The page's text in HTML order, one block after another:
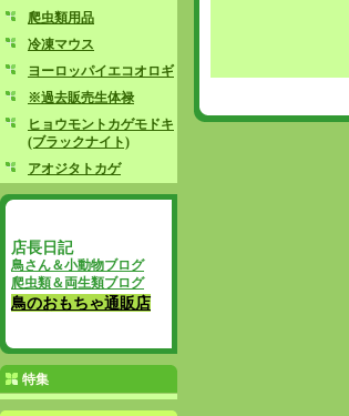
爬虫類用品
冷凍マウス
ヨーロッパイエコオロギ
※過去販売生体禄
ヒョウモントカゲモドキ
(ブラックナイト)
アオジタトカゲ
店長日記
鳥さん＆小動物ブログ
爬虫類＆両生類ブログ
鳥のおもちゃ通販店
特集